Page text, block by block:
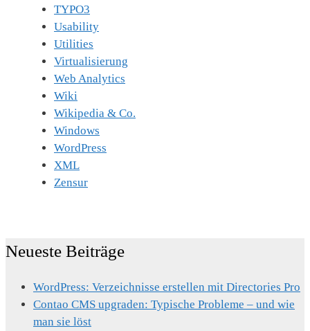
TYPO3
Usability
Utilities
Virtualisierung
Web Analytics
Wiki
Wikipedia & Co.
Windows
WordPress
XML
Zensur
Neueste Beiträge
WordPress: Verzeichnisse erstellen mit Directories Pro
Contao CMS upgraden: Typische Probleme – und wie
man sie löst